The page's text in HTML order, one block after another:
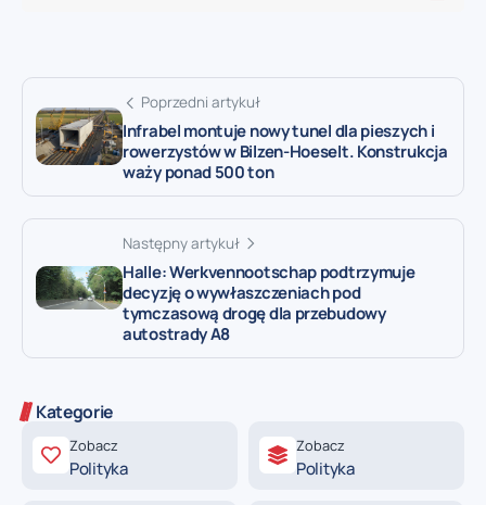
Poprzedni artykuł
Infrabel montuje nowy tunel dla pieszych i
rowerzystów w Bilzen-Hoeselt. Konstrukcja
waży ponad 500 ton
Następny artykuł
Halle: Werkvennootschap podtrzymuje
decyzję o wywłaszczeniach pod
tymczasową drogę dla przebudowy
autostrady A8
Kategorie
Zobacz
Polityka
Zobacz
Polityka